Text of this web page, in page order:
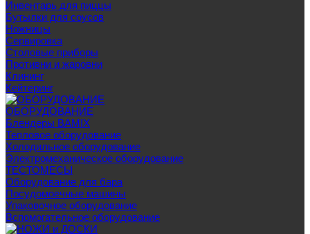
Инвентарь для пиццы
Бутылки для соусов
Ножницы
Сервировка
Столовые приборы
Противни и жаровни
Клининг
Кейтеринг
ОБОРУДОВАНИЕ
Блендеры BAMIX
Тепловое оборудование
Холодильное оборудование
Электромеханическое оборудование
ТЕСТОМЕСЫ
Оборудование для бара
Посудомоечные машины
Упаковочное оборудование
Вспомогательное оборудование